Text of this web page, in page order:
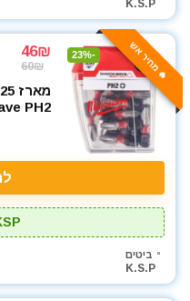
K.S.P
🔥 מחיר אש -23%
46₪
60₪
PH2
ביטים
K.S.P